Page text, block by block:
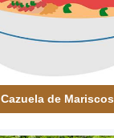
Cazuela de Mariscos